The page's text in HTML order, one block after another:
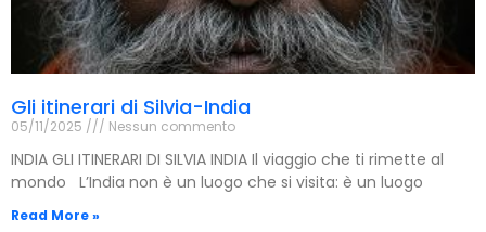
Gli itinerari di Silvia-India
05/11/2025 Nessun commento
INDIA GLI ITINERARI DI SILVIA INDIA Il viaggio che ti rimette al
mondo L’India non è un luogo che si visita: è un luogo
Read More »